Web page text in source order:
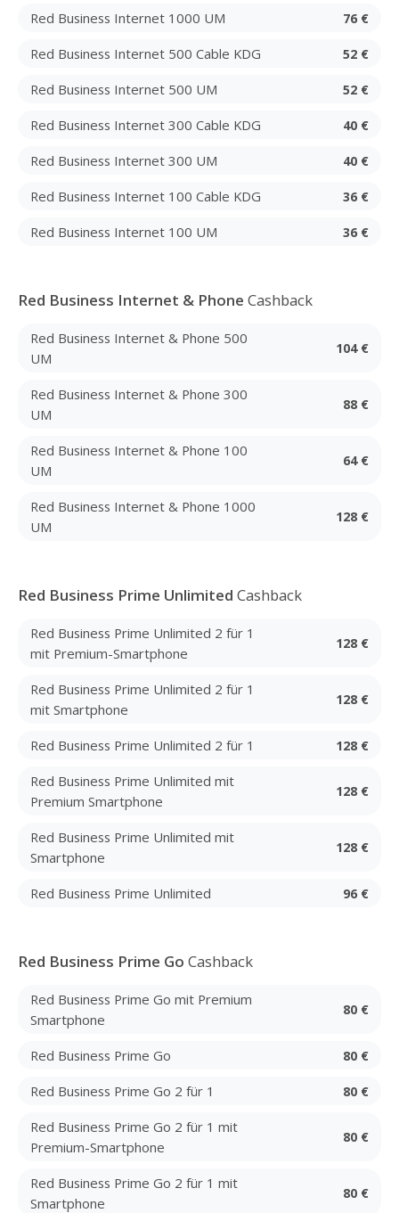
Red Business Internet 1000 UM 76 €
Red Business Internet 500 Cable KDG 52 €
Red Business Internet 500 UM 52 €
Red Business Internet 300 Cable KDG 40 €
Red Business Internet 300 UM 40 €
Red Business Internet 100 Cable KDG 36 €
Red Business Internet 100 UM 36 €
Red Business Internet & Phone Cashback
Red Business Internet & Phone 500
UM
104 €
Red Business Internet & Phone 300
UM
88 €
Red Business Internet & Phone 100
UM
64 €
Red Business Internet & Phone 1000
UM
128 €
Red Business Prime Unlimited Cashback
Red Business Prime Unlimited 2 für 1
mit Premium-Smartphone
128 €
Red Business Prime Unlimited 2 für 1
mit Smartphone
128 €
Red Business Prime Unlimited 2 für 1 128 €
Red Business Prime Unlimited mit
Premium Smartphone
128 €
Red Business Prime Unlimited mit
Smartphone
128 €
Red Business Prime Unlimited 96 €
Red Business Prime Go Cashback
Red Business Prime Go mit Premium
Smartphone
80 €
Red Business Prime Go 80 €
Red Business Prime Go 2 für 1 80 €
Red Business Prime Go 2 für 1 mit
Premium-Smartphone
80 €
Red Business Prime Go 2 für 1 mit
Smartphone
80 €